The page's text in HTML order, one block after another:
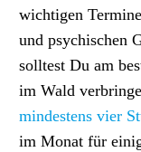
wichtigen
und psychischen
solltest Du am
im Wald
mindestens vier
im Monat für